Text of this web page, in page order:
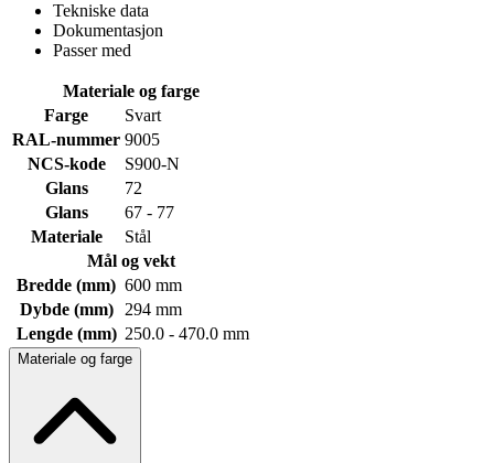
Tekniske data
Dokumentasjon
Passer med
Materiale og farge
Farge
Svart
RAL-nummer 9005
NCS-kode
S900-N
Glans
72
Glans
67 - 77
Materiale
Stål
Mål og vekt
Bredde (mm) 600 mm
Dybde (mm)
294 mm
Lengde (mm) 250.0 - 470.0 mm
Materiale og farge